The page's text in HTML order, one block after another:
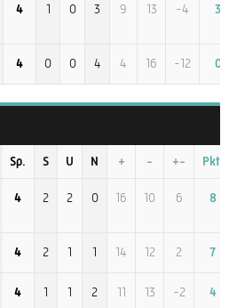
4 1 0 3 9 13 -4 3
4 0 0 4 4 16 -12 0
Sp. S U N + - +- Pkt.
4 2 2 0 16 10 6 8
4 2 1 1 14 12 2 7
4 1 1 2 11 13 -2 4